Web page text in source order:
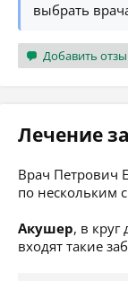
выбрать
Добавить
Лечение
Врач Петрович
по нескольким
Акушер, в круг
входят такие